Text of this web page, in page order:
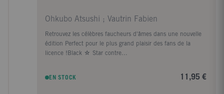
Ohkubo Atsushi ; Vautrin Fabien
Retrouvez les célèbres faucheurs d'âmes dans une nouvelle
édition Perfect pour le plus grand plaisir des fans de la
licence !Black ☆ Star contre...
EN STOCK 11,95 €